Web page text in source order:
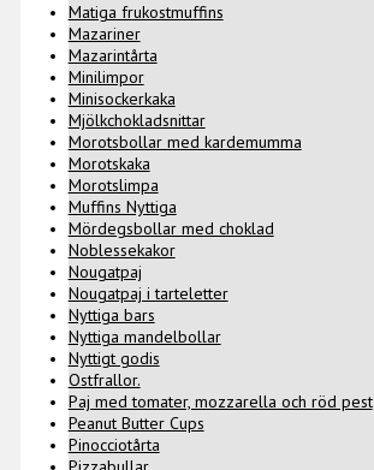
Matiga frukostmuffins
Mazariner
Mazarintårta
Minilimpor
Minisockerkaka
Mjölkchokladsnittar
Morotsbollar med kardemumma
Morotskaka
Morotslimpa
Muffins Nyttiga
Mördegsbollar med choklad
Noblessekakor
Nougatpaj
Nougatpaj i tarteletter
Nyttiga bars
Nyttiga mandelbollar
Nyttigt godis
Ostfrallor.
Paj med tomater, mozzarella och röd pest
Peanut Butter Cups
Pinocciotårta